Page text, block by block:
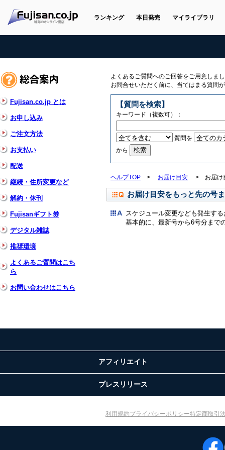
ランキング 本日発売 マイライブラリ
Fujisan.co.jp とは
お申し込み
ご注文方法
お支払い
配送
継続・住所変更など
解約・休刊
Fujisanギフト券
デジタル雑誌
推奨環境
よくあるご質問はこち
ら
お問い合わせはこちら
よくあるご質問へのご回答をご用意しま
お問合せいただく前に、当てはまる質問
【質問を検索】
キーワード（複数可）：
質問を
から
ヘルプTOP > お届け目安 > お届け
お届け目安をもっと先の号
スケジュール変更なども発生す
基本的に、最新号から6号分まで
アフィリエイト
プレスリリース
利用規約プライバシーポリシー特定商取引